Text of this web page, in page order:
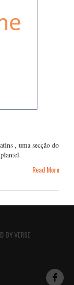
, uma secção do
Read More
BYVERSE